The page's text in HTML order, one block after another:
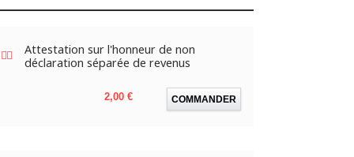
Attestation sur l'honneur de non
déclaration séparée de revenus
Prix
2,00 € COMMANDER